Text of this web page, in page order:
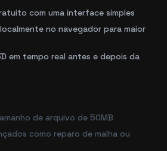
com uma interface simples
no navegador para maior
em tempo real antes e depois da
de arquivo de 50MB
como reparo de malha ou